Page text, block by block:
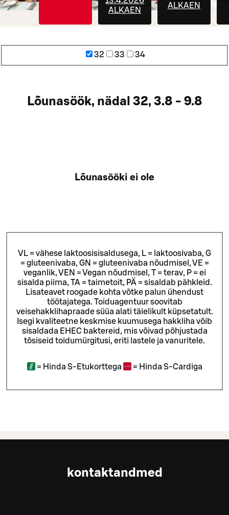
ALKAEN
ALKAEN
32 33 34
Lõunasöök, nädal 32, 3.8 - 9.8
Lõunasööki ei ole
VL = vähese laktoosisisaldusega, L = laktoosivaba, G
= gluteenivaba, GN = gluteenivaba nõudmisel, VE =
veganlik, VEN = Vegan nõudmisel, T = terav, P = ei
sisalda piima, TA = taimetoit, PÄ = sisaldab pähkleid.
Lisateavet roogade kohta võtke palun ühendust
töötajatega. Toiduagentuur soovitab
veisehakklihapraade süüa alati täielikult küpsetatult.
Isegi kvaliteetne keskmise kuumusega hakkliha võib
sisaldada EHEC baktereid, mis võivad põhjustada
tõsiseid toidumürgitusi, eriti lastele ja vanuritele.
= Hinda S-Etukorttega = Hinda S-Cardiga
kontaktandmed